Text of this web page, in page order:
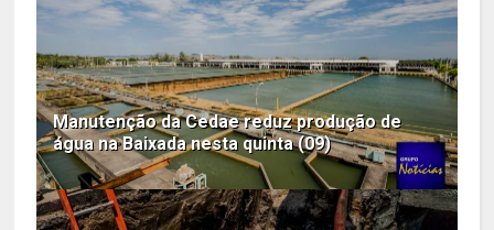
Manutenção da Cedae reduz produção de
água na Baixada nesta quinta (09)